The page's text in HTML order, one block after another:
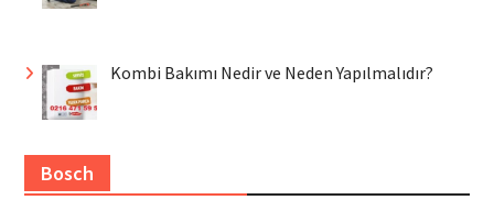
Kombi Bakımı Nedir ve Neden Yapılmalıdır?
Bosch